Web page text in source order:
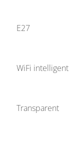
E27
WiFi intelligent
Transparent